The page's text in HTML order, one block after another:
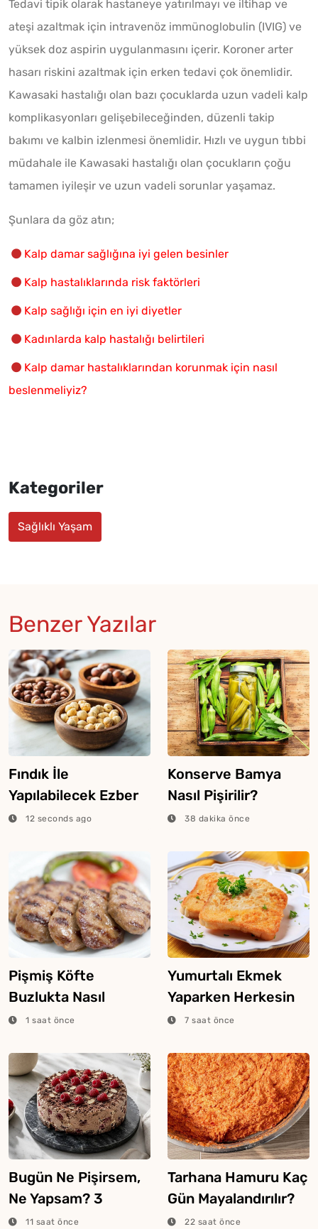
Tedavi tipik olarak hastaneye yatırılmayı ve iltihap ve
ateşi azaltmak için intravenöz immünoglobulin (IVIG) ve
yüksek doz aspirin uygulanmasını içerir. Koroner arter
hasarı riskini azaltmak için erken tedavi çok önemlidir.
Kawasaki hastalığı olan bazı çocuklarda uzun vadeli kalp
komplikasyonları gelişebileceğinden, düzenli takip
bakımı ve kalbin izlenmesi önemlidir. Hızlı ve uygun tıbbi
müdahale ile Kawasaki hastalığı olan çocukların çoğu
tamamen iyileşir ve uzun vadeli sorunlar yaşamaz.
Şunlara da göz atın;
Kalp damar sağlığına iyi gelen besinler
Kalp hastalıklarında risk faktörleri
Kalp sağlığı için en iyi diyetler
Kadınlarda kalp hastalığı belirtileri
Kalp damar hastalıklarından korunmak için nasıl
beslenmeliyiz?
Kategoriler
Sağlıklı Yaşam
Benzer Yazılar
Fındık İle
Yapılabilecek Ezber
Bozan Sıra dışı
12 seconds ago
Konserve Bamya
Nasıl Pişirilir?
38 dakika önce
Pişmiş Köfte
Buzlukta Nasıl
Saklanır?
1 saat önce
Yumurtalı Ekmek
Yaparken Herkesin
Yaptığı 5 Hata
7 saat önce
Bugün Ne Pişirsem,
Ne Yapsam? 3
Ağustos 2026
11 saat önce
Tarhana Hamuru Kaç
Gün Mayalandırılır?
22 saat önce